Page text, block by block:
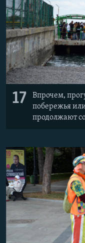
17
Впрочем,
побережья
продолжают